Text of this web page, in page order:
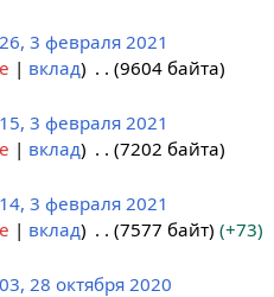
3 февраля 2021
вклад
9604 байта
3 февраля 2021
вклад
7202 байта
3 февраля 2021
вклад 7577 байт +73
28 октября 2020